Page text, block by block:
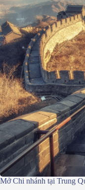
Mở Chi nhánh tại Trung